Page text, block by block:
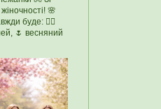
🌸
буде: 🚴‍♀️
🌷 весняний